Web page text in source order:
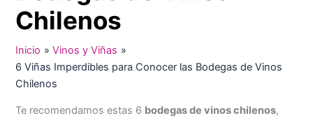
Chilenos
Inicio
Vinos y Viñas
6 Viñas Imperdibles para Conocer las Bodegas de Vinos
Chilenos
Te recomendamos estas 6 bodegas de vinos chilenos,